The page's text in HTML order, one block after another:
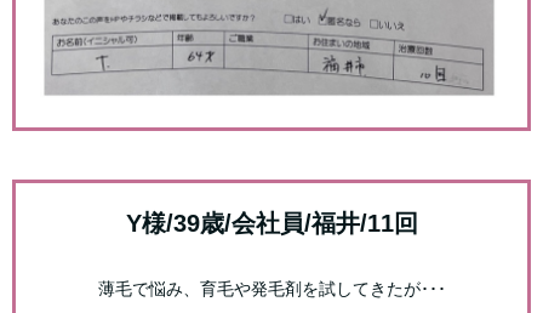
Y様/39歳/会社員/福井/11回
薄毛で悩み、育毛や発毛剤を試してきたが･･･